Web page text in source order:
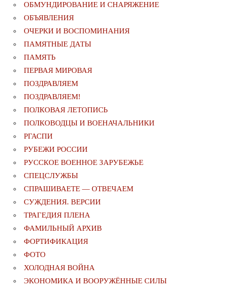
ОБМУНДИРОВАНИЕ И СНАРЯЖЕНИЕ
ОБЪЯВЛЕНИЯ
ОЧЕРКИ И ВОСПОМИНАНИЯ
ПАМЯТНЫЕ ДАТЫ
ПАМЯТЬ
ПЕРВАЯ МИРОВАЯ
ПОЗДРАВЛЯЕМ
ПОЗДРАВЛЯЕМ!
ПОЛКОВАЯ ЛЕТОПИСЬ
ПОЛКОВОДЦЫ И ВОЕНАЧАЛЬНИКИ
РГАСПИ
РУБЕЖИ РОССИИ
РУССКОЕ ВОЕННОЕ ЗАРУБЕЖЬЕ
СПЕЦСЛУЖБЫ
СПРАШИВАЕТЕ — ОТВЕЧАЕМ
СУЖДЕНИЯ. ВЕРСИИ
ТРАГЕДИЯ ПЛЕНА
ФАМИЛЬНЫЙ АРХИВ
ФОРТИФИКАЦИЯ
ФОТО
ХОЛОДНАЯ ВОЙНА
ЭКОНОМИКА И ВООРУЖЁННЫЕ СИЛЫ